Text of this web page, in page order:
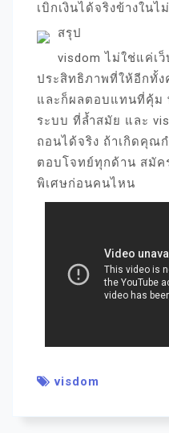
เบิกเงินได้จริงข้างในไ
สรุป
visdom ไม่ใช่แค่
ประสิทธิภาพที่ให้อีกทั้
และก็ผลตอบแทนที่คุ้ม
ระบบ ที่ล้ำสมัย และ
ถอนได้จริง ถ้าเกิดคุณ
ตอบโจทย์ทุกด้าน สมัค
พิเศษก่อนคนไหน
visdom